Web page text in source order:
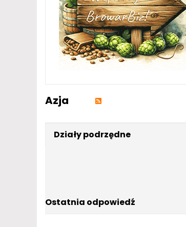
Azja
Działy podrzędne
Ostatnia odpowiedź